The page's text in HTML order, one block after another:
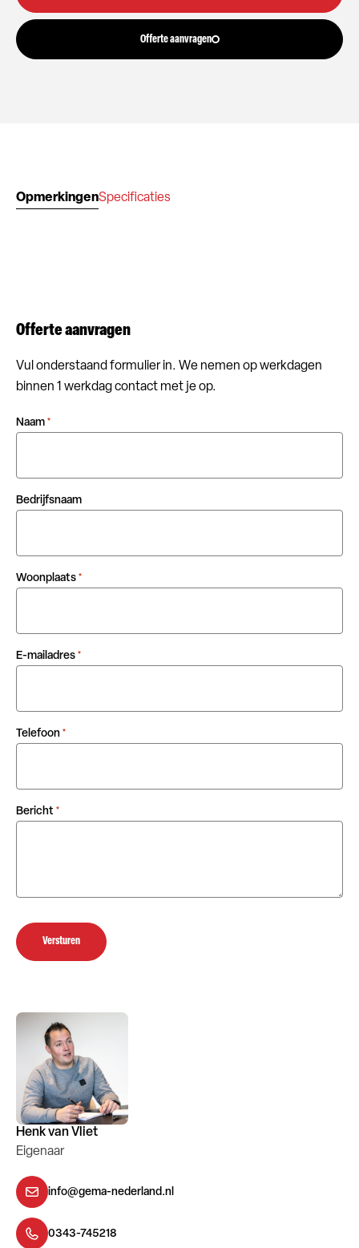
Offerte aanvragen
Henk van Vliet
Eigenaar
info@gema-nederland.nl
0343-745218
OpmerkingenSpecificaties
Offerte aanvragen
Vul onderstaand formulier in. We nemen op werkdagen
binnen 1 werkdag contact met je op.
Naam *
Bedrijfsnaam
Woonplaats *
E-mailadres *
Telefoon *
Bericht *
Versturen